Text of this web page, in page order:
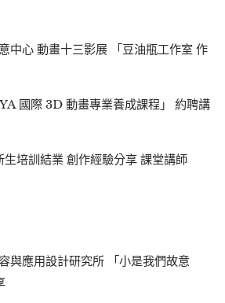
中心 動畫十三影展 「豆油瓶工作室 作
國際 3D 動畫專業養成課程」 約聘講
培訓結業 創作經驗分享 課堂講師
與應用設計研究所 「小是我們故意